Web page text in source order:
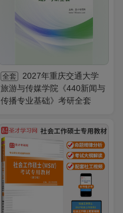
全套
2027年重庆交通大学
旅游与传媒学院《440新闻与
传播专业基础》考研全套